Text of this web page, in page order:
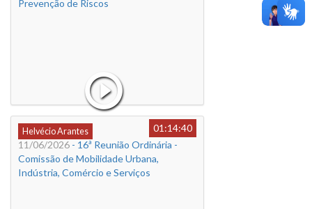
Prevenção de Riscos
Helvécio Arantes
01:14:40
11/06/2026 - 16ª Reunião Ordinária -
Comissão de Mobilidade Urbana,
Indústria, Comércio e Serviços